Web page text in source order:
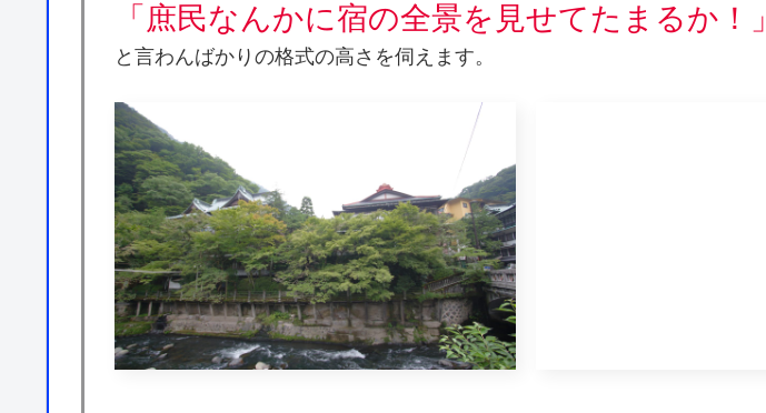
「庶民なんかに宿の全景を見せてたまるか！」
と言わんばかりの格式の高さを伺えます。